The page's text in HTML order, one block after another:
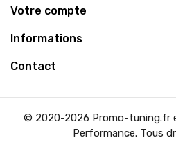
Votre compte
Informations
Contact
© 2020-2026 Promo-tuning.fr
Performance. Tous